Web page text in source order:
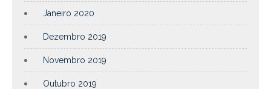
Janeiro 2020
Dezembro 2019
Novembro 2019
Outubro 2019